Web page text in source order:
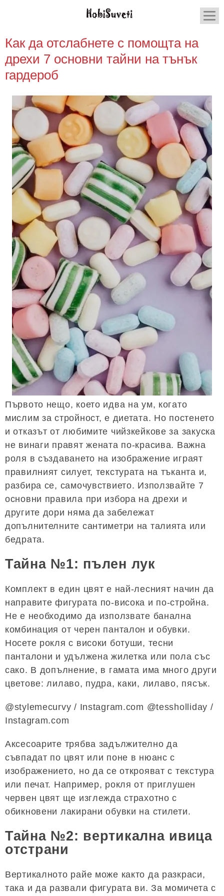
Как да отслабнете с помощта на
дрехи 7 основни тайни на тънък
гардероб
Първото нещо, което идва на ум, когато
мислим за стройност, е диетата. Но постенето
и отказът от любимите чийзкейкове за закуска
не винаги правят жената по-красива. Важна
роля в създаването на изображение играят
правилният силует, текстурата на тъканта и,
разбира се, самочувствието. Използвайте 7
основни правила при избора на дрехи и
другите дори няма да забележат
допълнителните сантиметри на талията или
бедрата.
Тайна №1: пълен лук
Комплект в един цвят е най-лесният начин да
направите фигурата по-висока и по-стройна.
Не е необходимо да използвате банална
комбинация от черен панталон и обувки.
Носете рокля с високи ботуши, тесни
панталони и удължена жилетка или пола със
сако. В допълнение, в гамата има много други
цветове: лилаво, пудра, каки, ​​лилаво, пясък.
@stylemecurvy / Instagram.com @tessholliday /
Instagram.com
Аксесоарите трябва задължително да
съвпадат по цвят или поне в нюанс с
изображението, но да се открояват с текстура
или печат. Например, рокля от приглушен
червен цвят ще изглежда страхотно с
обикновени лакирани обувки на стилети.
Тайна №2: вертикална ивица
отстрани
Вертикалното райе може както да разкраси,
така и да развали фигурата ви. За момичета с